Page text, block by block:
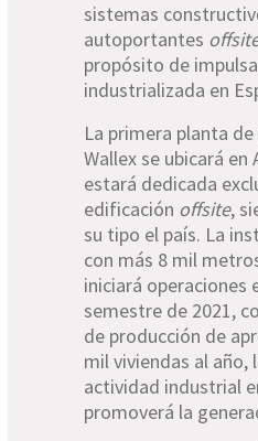
sistemas
autoportantes
propósito de
industrializada en
La primera planta
Wallex se ubicará en
estará dedicada
edificación offsite,
su tipo el país. La
con más 8 mil
iniciará operaciones
semestre de 2021,
de producción de
mil viviendas al año,
actividad industrial
promoverá la